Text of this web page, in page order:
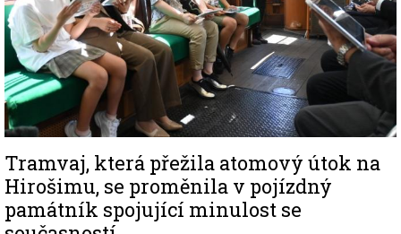
Tramvaj, která přežila atomový útok na
Hirošimu, se proměnila v pojízdný
památník spojující minulost se